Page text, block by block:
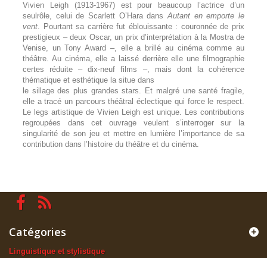
Vivien Leigh (1913-1967) est pour beaucoup l’actrice d’un
seulrôle, celui de Scarlett O’Hara dansAutant en emporte le
vent. Pourtant sa carrière fut éblouissante : couronnée de prix
prestigieux – deux Oscar, un prix d’interprétation à la Mostra de
Venise, un Tony Award –, elle a brillé au cinéma comme au
théâtre. Au cinéma, elle a laissé derrière elle une filmographie
certes réduite – dix-neuf films –, mais dont la cohérence
thématique et esthétique la situe dans
le sillage des plus grandes stars. Et malgré une santé fragile,
elle a tracé un parcours théâtral éclectique qui force le respect.
Le legs artistique de Vivien Leigh est unique. Les contributions
regroupées dans cet ouvrage veulent s’interroger sur la
singularité de son jeu et mettre en lumière l’importance de sa
contribution dans l’histoire du théâtre et du cinéma.
Catégories
Linguistique et stylistique